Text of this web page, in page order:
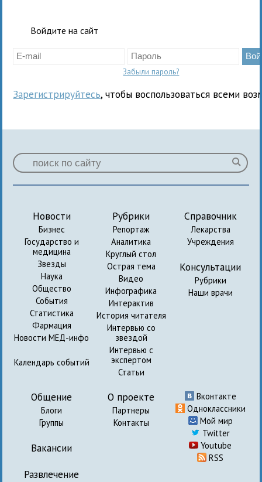
Войдите на сайт
Забыли пароль?
Зарегистрируйтесь, чтобы воспользоваться всеми
Новости
Бизнес
Государство и
медицина
Звезды
Наука
Общество
События
Статистика
Фармация
Новости МЕД-инфо
Календарь событий
Рубрики
Репортаж
Аналитика
Круглый стол
Острая тема
Видео
Инфографика
Интерактив
История читателя
Интервью со
звездой
Интервью с
экспертом
Статьи
Справочник
Лекарства
Учреждения
Консультации
Рубрики
Наши врачи
Общение
Блоги
Группы
Вакансии
Развлечение
О проекте
Партнеры
Контакты
Вконтакте
Одноклассники
Мой мир
Twitter
Youtube
RSS